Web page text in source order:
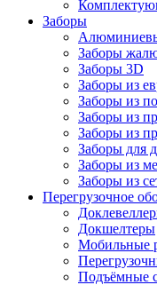
Заборы
Заборы
Заборы 3D
Заборы из
Заборы из
Заборы из
Заборы из
Заборы для
Заборы из
Заборы из
Перегрузочное
Докшелтеры
Мобильные
Подъёмные